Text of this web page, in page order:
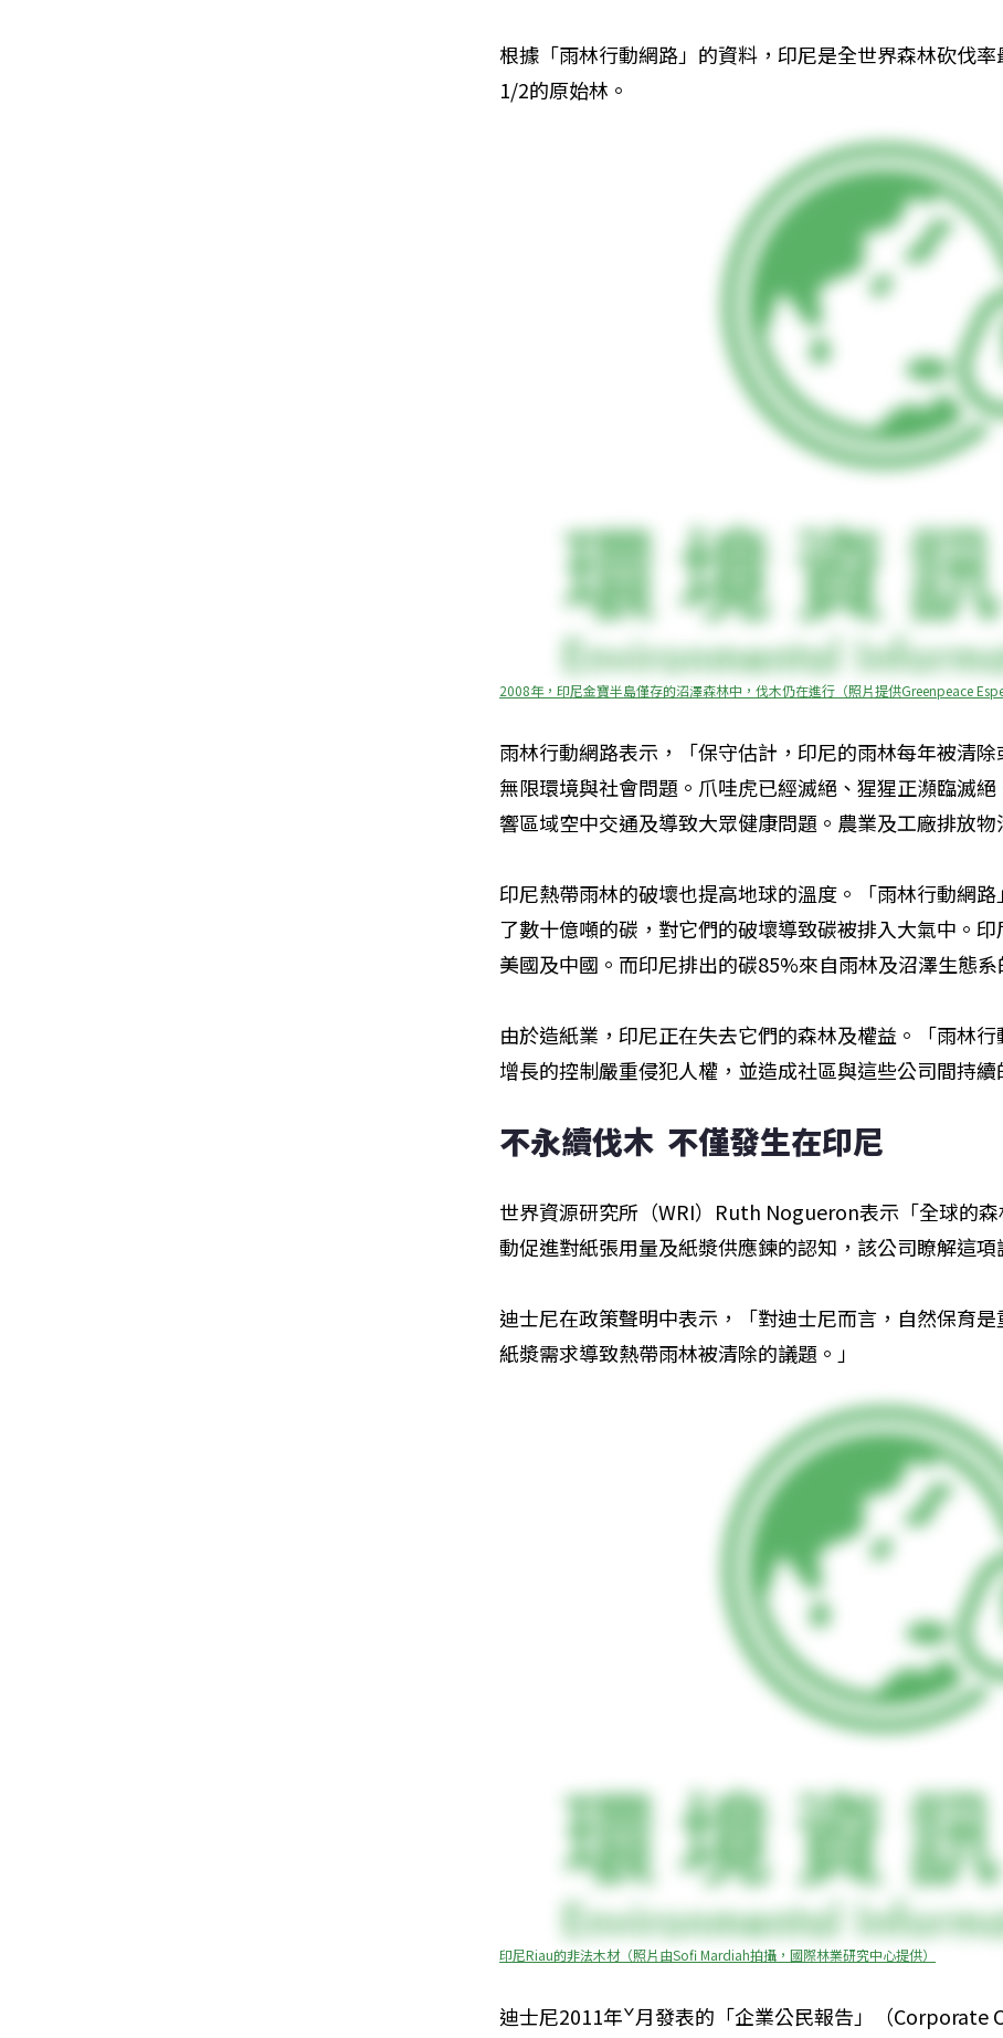
根據「雨林行動網路」的資料，印尼是全世界森林砍伐
1/2的原始林。
2008年，印尼金寶半島僅存的沼澤森林中，伐木仍在進行（照片提供Greenpeace
雨林行動網路表示，「保守估計，印尼的雨林每年被清
無限環境與社會問題。爪哇虎已經滅絕、猩猩正瀕臨滅
響區域空中交通及導致大眾健康問題。農業及工廠排放物
印尼熱帶雨林的破壞也提高地球的溫度。「雨林行動網
了數十億噸的碳，對它們的破壞導致碳被排入大氣中。
美國及中國。而印尼排出的碳85%來自雨林及沼澤生態系
由於造紙業，印尼正在失去它們的森林及權益。「雨林
增長的控制嚴重侵犯人權，並造成社區與這些公司間持續
不永續伐木  不僅發生在印尼
世界資源研究所（WRI）Ruth Nogueron表示「全球的
動促進對紙張用量及紙漿供應鍊的認知，該公司瞭解這項
迪士尼在政策聲明中表示，「對迪士尼而言，自然保育
紙漿需求導致熱帶雨林被清除的議題。」
印尼Riau的非法木材（照片由Sofi Mardiah拍攝，國際林業研究中心提供）
迪士尼2011年ˇ月發表的「企業公民報告」（